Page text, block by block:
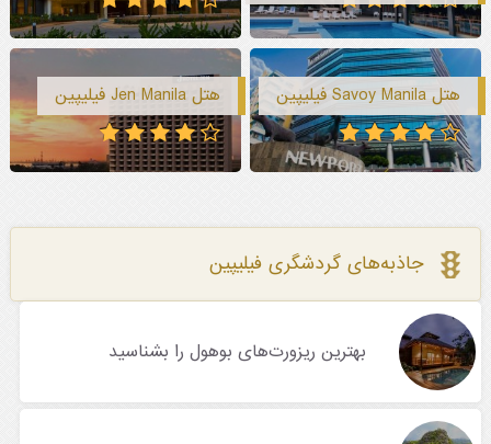
هتل Savoy Manila فیلیپین هتل Jen Manila فیلیپین
جاذبه‌های گردشگری فیلیپین
بهترین ریزورت‌های بوهول را بشناسید